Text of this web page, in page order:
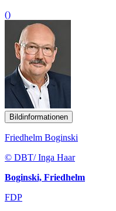
()
Bildinformationen
Friedhelm Boginski
© DBT/ Inga Haar
Boginski, Friedhelm
FDP